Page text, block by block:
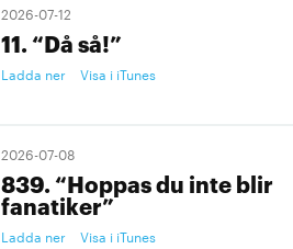
2026-07-12
11. “Då så!”
Ladda ner Visa i iTunes
2026-07-08
839. “Hoppas du inte blir
fanatiker”
Ladda ner Visa i iTunes